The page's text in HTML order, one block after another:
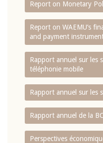
Report on Monetary
Report on WAEMU’s
and payment
Rapport annuel sur les
téléphonie mobile
Rapport annuel sur les
Rapport annuel de la
Perspectives